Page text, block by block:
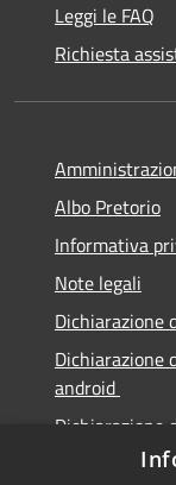
Leggi le FAQ
Richiesta
Albo Pretorio
Informativa
Note legali
Dichiarazione
Dichiarazione
android
Dichiarazione